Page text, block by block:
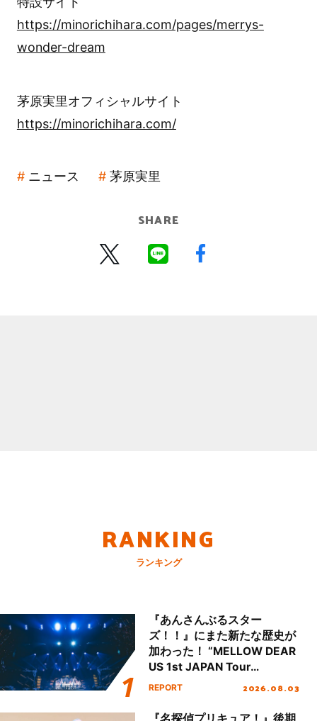
https://minorichihara.com/pages/merrys-
wonder-dream
茅原実里オフィシャルサイト
https://minorichihara.com/
ニュース 茅原実里
SHARE
RANKING
ランキング
『あんさんぶるスター
ズ！！』にまた新たな歴史が
加わった！ “MELLOW DEAR
US 1st JAPAN Tour
Final「NICE to meet YOU
ート!!
REPORT 2026.08.03